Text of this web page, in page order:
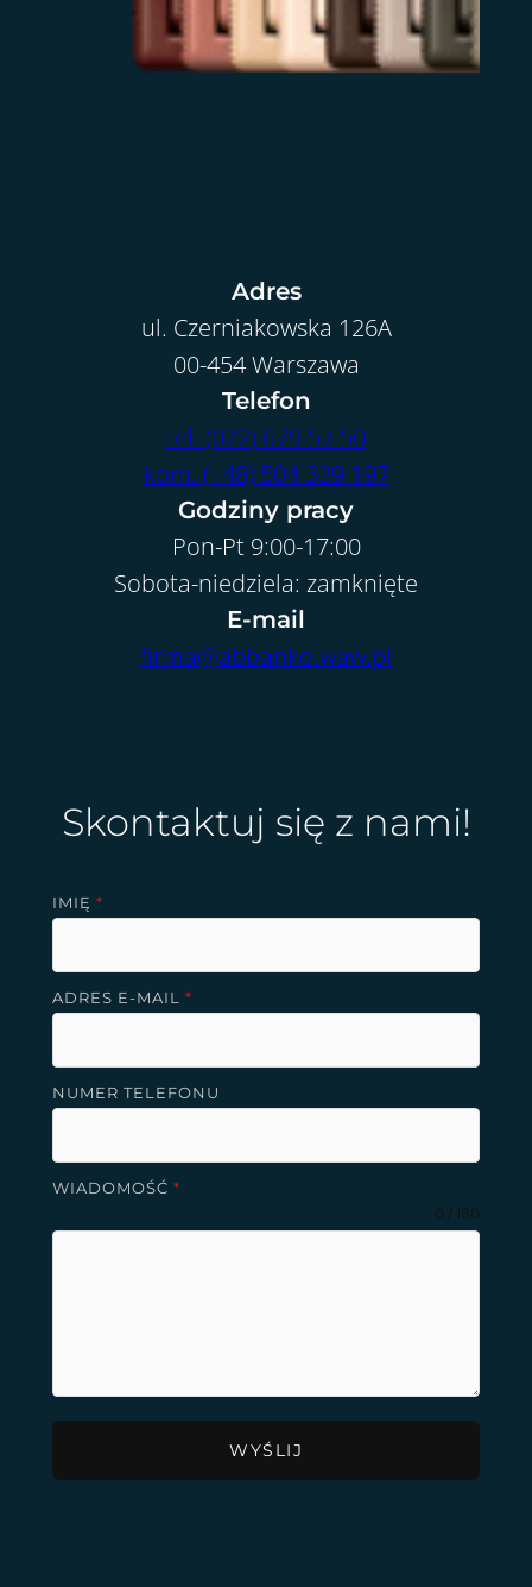
Adres
ul. Czerniakowska 126A
00-454 Warszawa
Telefon
tel. (022) 679 57 50
kom. (+48) 504 339 197
Godziny pracy
Pon-Pt 9:00-17:00
Sobota-niedziela: zamknięte
E-mail
firma@abbanko.waw.pl
Skontaktuj się z nami!
IMIĘ *
ADRES E-MAIL *
NUMER TELEFONU
WIADOMOŚĆ *
0 / 180
WYŚLIJ